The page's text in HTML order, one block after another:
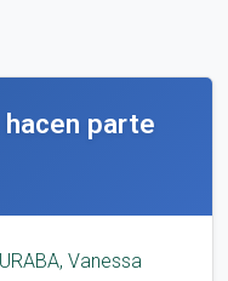
parte
Vanessa